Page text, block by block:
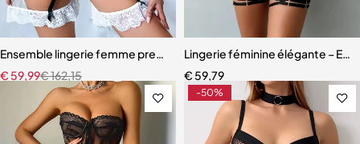
Ensemble lingerie femme premium – Broderie artisanale, strass et
€162,15
€ 59,99
Lingerie féminine élégante –
€ 59,79
-50%